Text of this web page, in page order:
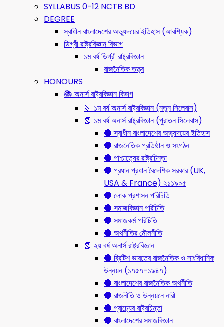
SYLLABUS 0-12 NCTB BD
DEGREE
স্বাধীন বাংলাদেশের অভ্যুদয়ের ইতিহাস (আবশ্যিক)
ডিগ্রী রাষ্ট্রবিজ্ঞান বিভাগ
১ম বর্ষ ডিগ্রী রাষ্ট্রবিজ্ঞান
রাজনৈতিক তত্ত্ব
HONOURS
📚 অনার্স রাষ্ট্রবিজ্ঞান বিভাগ
📗 ১ম বর্ষ অনার্স রাষ্ট্রবিজ্ঞান (নতুন সিলেবাস)
📗 ১ম বর্ষ অনার্স রাষ্ট্রবিজ্ঞান (পুরাতন সিলেবাস)
🔴 স্বাধীন বাংলাদেশের অভ্যুদয়ের ইতিহাস
🔴 রাজনৈতিক প্রতিষ্ঠান ও সংগঠন
🔴 পাশ্চাত্যের রাষ্ট্রচিন্তা
🔴 প্রধান প্রধান বৈদেশিক সরকার (UK,
USA & France) ২১১৯০৫
🔴 লোক প্রশাসন পরিচিতি
🔴 সমাজবিজ্ঞান পরিচিতি
🔴 সমাজকর্ম পরিচিতি
🔴 অর্থনীতির মৌলনীতি
📗 ২য় বর্ষ অনার্স রাষ্ট্রবিজ্ঞান
🔴 ব্রিটিশ ভারতের রাজনৈতিক ও সাংবিধানিক
উন্নয়ন (১৭৫৭-১৯৪৭)
🔴 বাংলাদেশের রাজনৈতিক অর্থনীতি
🔴 রাজনীতি ও উন্নয়নে নারী
🔴 প্রাচ্যের রাষ্ট্রচিন্তা
🔴 বাংলাদেশের সমাজবিজ্ঞান